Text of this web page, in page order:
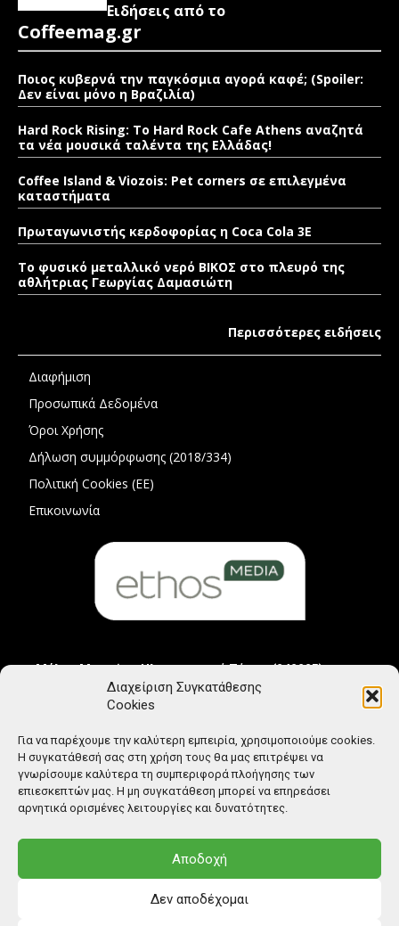
Διαχείριση Συγκατάθεσης
Cookies
Για να παρέχουμε την καλύτερη εμπειρία, χρησιμοποιούμε cookies.
Η συγκατάθεσή σας στη χρήση τους θα μας επιτρέψει να
γνωρίσουμε καλύτερα τη συμπεριφορά πλοήγησης των
επιεσκεπτών μας. Η μη συγκατάθεση μπορεί να επηρεάσει
αρνητικά ορισμένες λειτουργίες και δυνατότητες.
Αποδοχή
Δεν αποδέχομαι
Ειδήσεις από το
Coffeemag.gr
Ποιος κυβερνά την παγκόσμια αγορά καφέ; (Spoiler:
Δεν είναι μόνο η Βραζιλία)
Hard Rock Rising: Το Hard Rock Cafe Athens αναζητά
τα νέα μουσικά ταλέντα της Ελλάδας!
Coffee Island & Viozois: Pet corners σε επιλεγμένα
καταστήματα
Πρωταγωνιστής κερδοφορίας η Coca Cola 3E
Το φυσικό μεταλλικό νερό ΒΙΚΟΣ στο πλευρό της
αθλήτριας Γεωργίας Δαμασιώτη
Περισσότερες ειδήσεις
Διαφήμιση
Προσωπικά Δεδομένα
Όροι Χρήσης
Δήλωση συμμόρφωσης (2018/334)
Πολιτική Cookies (ΕΕ)
Επικοινωνία
Μέλος Μητρώου Ηλεκτρονικού Τύπου (242225)